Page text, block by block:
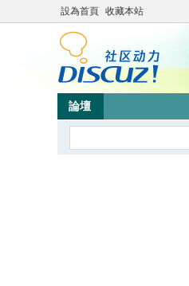
設為首頁 收藏本站
論壇